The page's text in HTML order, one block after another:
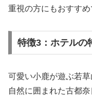
重視の方にもおすすめ
特徴3：ホテルの
可愛い小鹿が遊ぶ若
自然に囲まれた古都